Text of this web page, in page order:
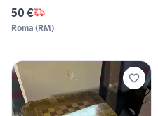
50 €
Roma (RM)